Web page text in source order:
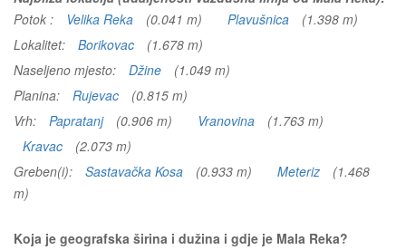
Potok :
Velika Reka (0.041 m) Plavušnica
(1.398 m)
Lokalitet:
Borikovac
(1.678 m)
Naseljeno mjesto:
Džine
(1.049 m)
Planina:
Rujevac
(0.815 m)
Vrh:
Papratanj (0.906 m) Vranovina
(1.763 m)
Kravac
(2.073 m)
Greben(i):
Sastavačka Kosa (0.933 m) Meteriz
(1.468
m)
Koja je geografska širina i dužina i gdje je Mala Reka?